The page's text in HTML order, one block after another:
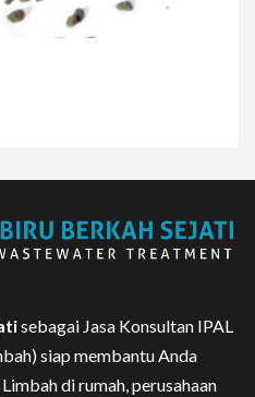
sebagai Jasa Konsultan IPAL
siap membantu Anda
di rumah, perusahaan